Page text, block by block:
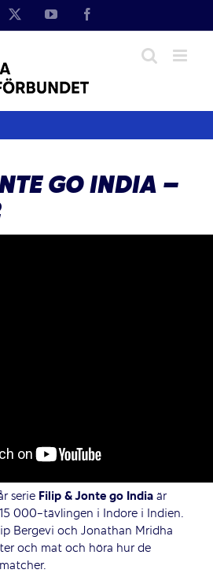
YouTube
GO INDIA –
serie Filip & Jonte go Indiaär
000-tävlingen i Indore i Indien.
Bergevi och Jonathan Mridha
och mat och höra hur de